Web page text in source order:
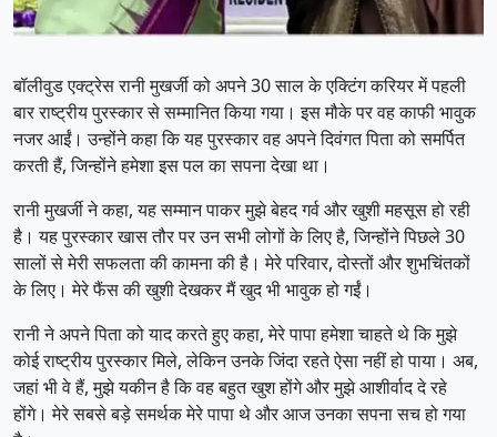
बॉलीवुड एक्ट्रेस रानी मुखर्जी को अपने 30 साल के एक्टिंग करियर में पहली
बार राष्ट्रीय पुरस्कार से सम्मानित किया गया। इस मौके पर वह काफी भावुक
नजर आईं। उन्होंने कहा कि यह पुरस्कार वह अपने दिवंगत पिता को समर्पित
करती हैं, जिन्होंने हमेशा इस पल का सपना देखा था।
रानी मुखर्जी ने कहा, यह सम्मान पाकर मुझे बेहद गर्व और खुशी महसूस हो रही
है। यह पुरस्कार खास तौर पर उन सभी लोगों के लिए है, जिन्होंने पिछले 30
सालों से मेरी सफलता की कामना की है। मेरे परिवार, दोस्तों और शुभचिंतकों
के लिए। मेरे फैंस की खुशी देखकर मैं खुद भी भावुक हो गईं।
रानी ने अपने पिता को याद करते हुए कहा, मेरे पापा हमेशा चाहते थे कि मुझे
कोई राष्ट्रीय पुरस्कार मिले, लेकिन उनके जिंदा रहते ऐसा नहीं हो पाया। अब,
जहां भी वे हैं, मुझे यकीन है कि वह बहुत खुश होंगे और मुझे आशीर्वाद दे रहे
होंगे। मेरे सबसे बड़े समर्थक मेरे पापा थे और आज उनका सपना सच हो गया